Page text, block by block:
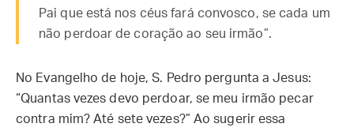
Pai que está nos céus fará convosco, se cada um
não perdoar de coração ao seu irmão”.
No Evangelho de hoje, S. Pedro pergunta a Jesus:
“Quantas vezes devo perdoar, se meu irmão pecar
contra mim? Até sete vezes?” Ao sugerir essa